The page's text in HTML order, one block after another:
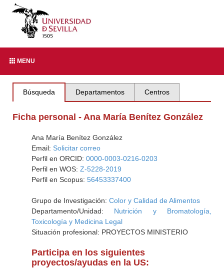
MENU
Búsqueda Departamentos Centros
Ficha personal - Ana María Benítez González
Ana María Benítez González
Email: Solicitar correo
Perfil en ORCID: 0000-0003-0216-0203
Perfil en WOS: Z-5228-2019
Perfil en Scopus: 56453337400
Grupo de Investigación: Color y Calidad de Alimentos
Departamento/Unidad: Nutrición y Bromatología,
Toxicología y Medicina Legal
Situación profesional: PROYECTOS MINISTERIO
Participa en los siguientes
proyectos/ayudas en la US: